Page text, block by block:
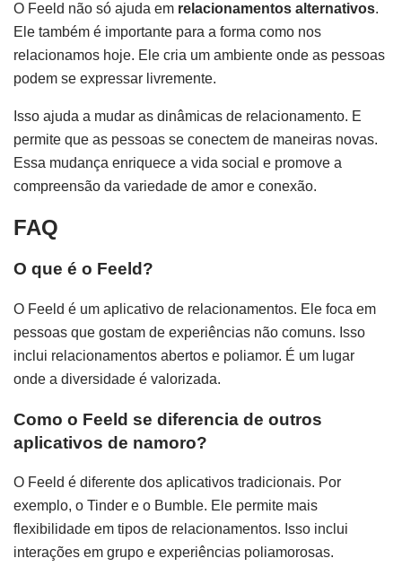
O Feeld não só ajuda em relacionamentos alternativos.
Ele também é importante para a forma como nos
relacionamos hoje. Ele cria um ambiente onde as pessoas
podem se expressar livremente.
Isso ajuda a mudar as dinâmicas de relacionamento. E
permite que as pessoas se conectem de maneiras novas.
Essa mudança enriquece a vida social e promove a
compreensão da variedade de amor e conexão.
FAQ
O que é o Feeld?
O Feeld é um aplicativo de relacionamentos. Ele foca em
pessoas que gostam de experiências não comuns. Isso
inclui relacionamentos abertos e poliamor. É um lugar
onde a diversidade é valorizada.
Como o Feeld se diferencia de outros
aplicativos de namoro?
O Feeld é diferente dos aplicativos tradicionais. Por
exemplo, o Tinder e o Bumble. Ele permite mais
flexibilidade em tipos de relacionamentos. Isso inclui
interações em grupo e experiências poliamorosas.